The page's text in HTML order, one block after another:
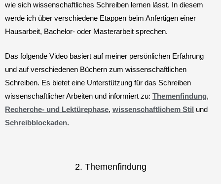
wie sich wissenschaftliches Schreiben lernen lässt. In diesem
werde ich über verschiedene Etappen beim Anfertigen einer
Hausarbeit, Bachelor- oder Masterarbeit sprechen.
Das folgende Video basiert auf meiner persönlichen Erfahrung
und auf verschiedenen Büchern zum wissenschaftlichen
Schreiben. Es bietet eine Unterstützung für das Schreiben
wissenschaftlicher Arbeiten und informiert zu: Themenfindung,
Recherche- und Lektürephase, wissenschaftlichem Stil
und
Schreibblockaden.
2. Themenfindung